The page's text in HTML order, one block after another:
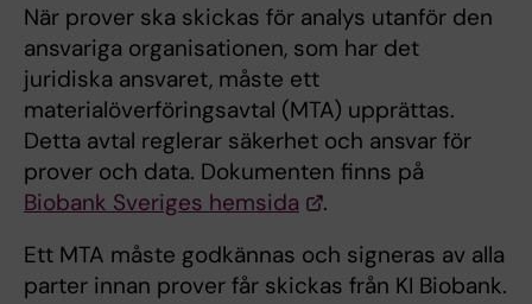
När prover ska skickas för analys utanför den
ansvariga organisationen, som har det
juridiska ansvaret, måste ett
materialöverföringsavtal (MTA) upprättas.
Detta avtal reglerar säkerhet och ansvar för
prover och data. Dokumenten finns på
Biobank Sveriges hemsida
.
Ett MTA måste godkännas och signeras av alla
parter innan prover får skickas från KI Biobank.